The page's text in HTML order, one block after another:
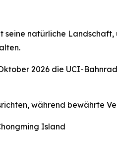
seine natürliche
2026 die UCI-
während bewährte
Island